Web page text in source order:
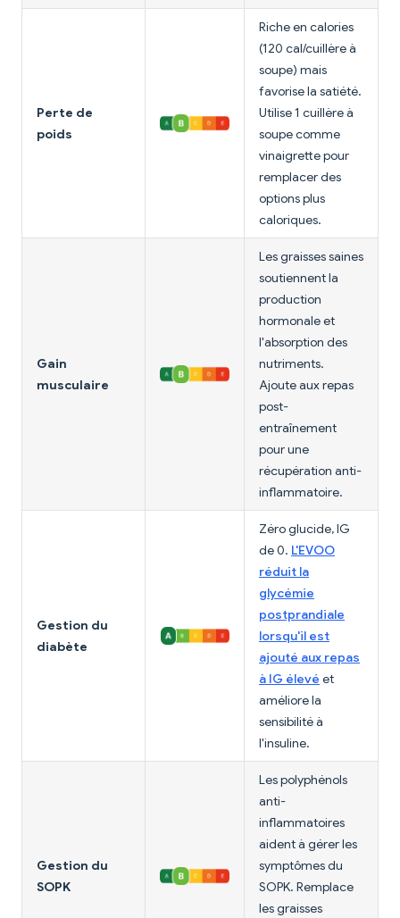
Perte de
poids
Riche en calories
(120 cal/cuillère à
soupe) mais
favorise la satiété.
Utilise 1 cuillère à
soupe comme
vinaigrette pour
remplacer des
options plus
caloriques.
Gain
musculaire
Les graisses saines
soutiennent la
production
hormonale et
l'absorption des
nutriments.
Ajoute aux repas
post-
entraînement
pour une
récupération anti-
inflammatoire.
Gestion du
diabète
Zéro glucide, IG
de 0. L'EVOO
réduit la
glycémie
postprandiale
lorsqu'il est
ajouté aux repas
à IG élevé et
améliore la
sensibilité à
l'insuline.
Gestion du
SOPK
Les polyphénols
anti-
inflammatoires
aident à gérer les
symptômes du
SOPK. Remplace
les graisses